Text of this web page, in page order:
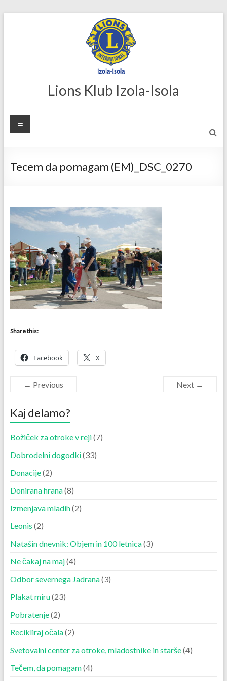
Lions Klub Izola-Isola
Tecem da pomagam (EM)_DSC_0270
Share this:
Facebook X
← Previous Next →
Kaj delamo?
Božiček za otroke v reji(7)
Dobrodelni dogodki(33)
Donacije(2)
Donirana hrana(8)
Izmenjava mladih(2)
Leonis (2)
Natašin dnevnik: Objem in 100 letnica(3)
Ne čakaj na maj(4)
Odbor severnega Jadrana(3)
Plakat miru(23)
Pobratenje(2)
Recikliraj očala(2)
Svetovalni center za otroke, mladostnike in starše(4)
Tečem, da pomagam(4)